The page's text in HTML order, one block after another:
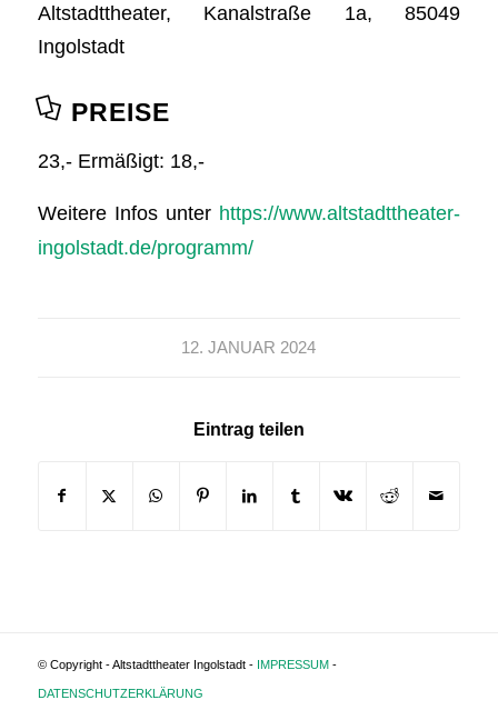
Altstadttheater, Kanalstraße 1a, 85049
Ingolstadt
PREISE
23,- Ermäßigt: 18,-
Weitere Infos unter https://www.altstadttheater-
ingolstadt.de/programm/
12. JANUAR 2024
Eintrag teilen
© Copyright - Altstadttheater Ingolstadt - IMPRESSUM-
DATENSCHUTZERKLÄRUNG